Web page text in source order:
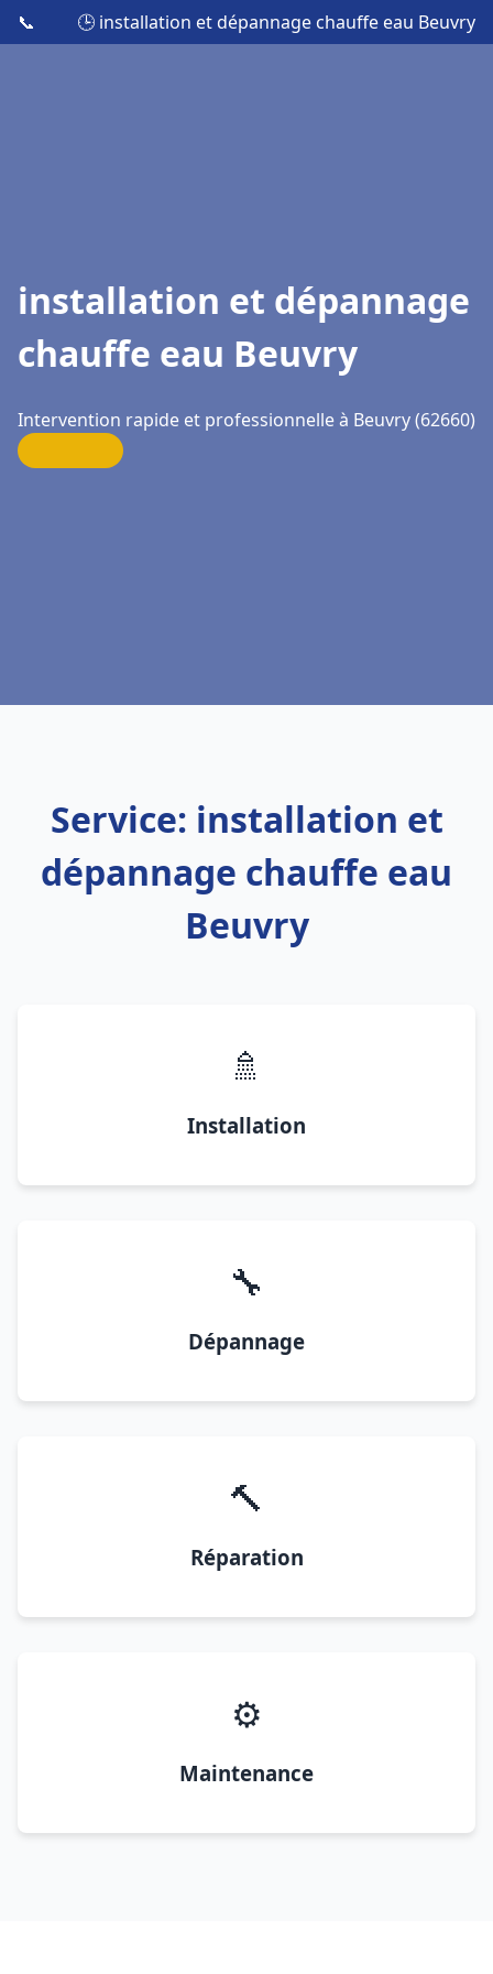
📞 🕒 installation et dépannage chauffe eau Beuvry
installation et dépannage
chauffe eau Beuvry
Intervention rapide et professionnelle à Beuvry (62660)
Service: installation et
dépannage chauffe eau
Beuvry
🚿
Installation
🔧
Dépannage
🔨
Réparation
⚙️
Maintenance